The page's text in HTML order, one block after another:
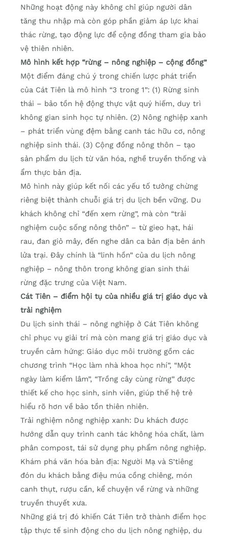
Những hoạt động này không chỉ giúp người dân
tăng thu nhập mà còn góp phần giảm áp lực khai
thác rừng, tạo động lực để cộng đồng tham gia bảo
vệ thiên nhiên.
Mô hình kết hợp “rừng – nông nghiệp – cộng đồng”
Một điểm đáng chú ý trong chiến lược phát triển
của Cát Tiên là mô hình “3 trong 1”: (1) Rừng sinh
thái – bảo tồn hệ động thực vật quý hiếm, duy trì
không gian sinh học tự nhiên. (2) Nông nghiệp xanh
– phát triển vùng đệm bằng canh tác hữu cơ, nông
nghiệp sinh thái. (3) Cộng đồng nông thôn – tạo
sản phẩm du lịch từ văn hóa, nghề truyền thống và
ẩm thực bản địa.
Mô hình này giúp kết nối các yếu tố tưởng chừng
riêng biệt thành chuỗi giá trị du lịch bền vững. Du
khách không chỉ “đến xem rừng”, mà còn “trải
nghiệm cuộc sống nông thôn” – từ gieo hạt, hái
rau, đan giỏ mây, đến nghe dân ca bản địa bên ánh
lửa trại. Đây chính là “linh hồn” của du lịch nông
nghiệp – nông thôn trong không gian sinh thái
rừng đặc trưng của Việt Nam.
Cát Tiên – điểm hội tụ của nhiều giá trị giáo dục và
trải nghiệm
Du lịch sinh thái – nông nghiệp ở Cát Tiên không
chỉ phục vụ giải trí mà còn mang giá trị giáo dục và
truyền cảm hứng: Giáo dục môi trường gồm các
chương trình “Học làm nhà khoa học nhí”, “Một
ngày làm kiểm lâm”, “Trồng cây cùng rừng” được
thiết kế cho học sinh, sinh viên, giúp thế hệ trẻ
hiểu rõ hơn về bảo tồn thiên nhiên.
Trải nghiệm nông nghiệp xanh: Du khách được
hướng dẫn quy trình canh tác không hóa chất, làm
phân compost, tái sử dụng phụ phẩm nông nghiệp.
Khám phá văn hóa bản địa: Người Mạ và S’tiêng
đón du khách bằng điệu múa cồng chiêng, món
canh thụt, rượu cần, kể chuyện về rừng và những
truyền thuyết xưa.
Những giá trị đó khiến Cát Tiên trở thành điểm học
tập thực tế sinh động cho du lịch nông nghiệp, du